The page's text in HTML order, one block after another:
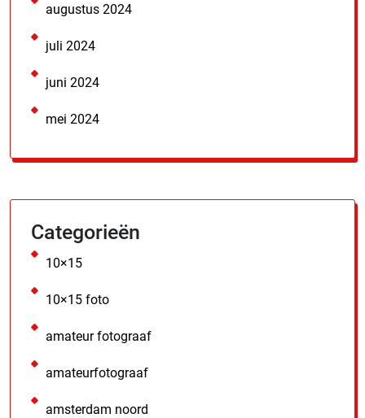
augustus 2024
juli 2024
juni 2024
mei 2024
Categorieën
10×15
10×15 foto
amateur fotograaf
amateurfotograaf
amsterdam noord